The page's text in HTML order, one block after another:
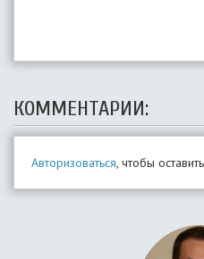
КОММЕНТАРИИ:
Авторизоваться, чтобы